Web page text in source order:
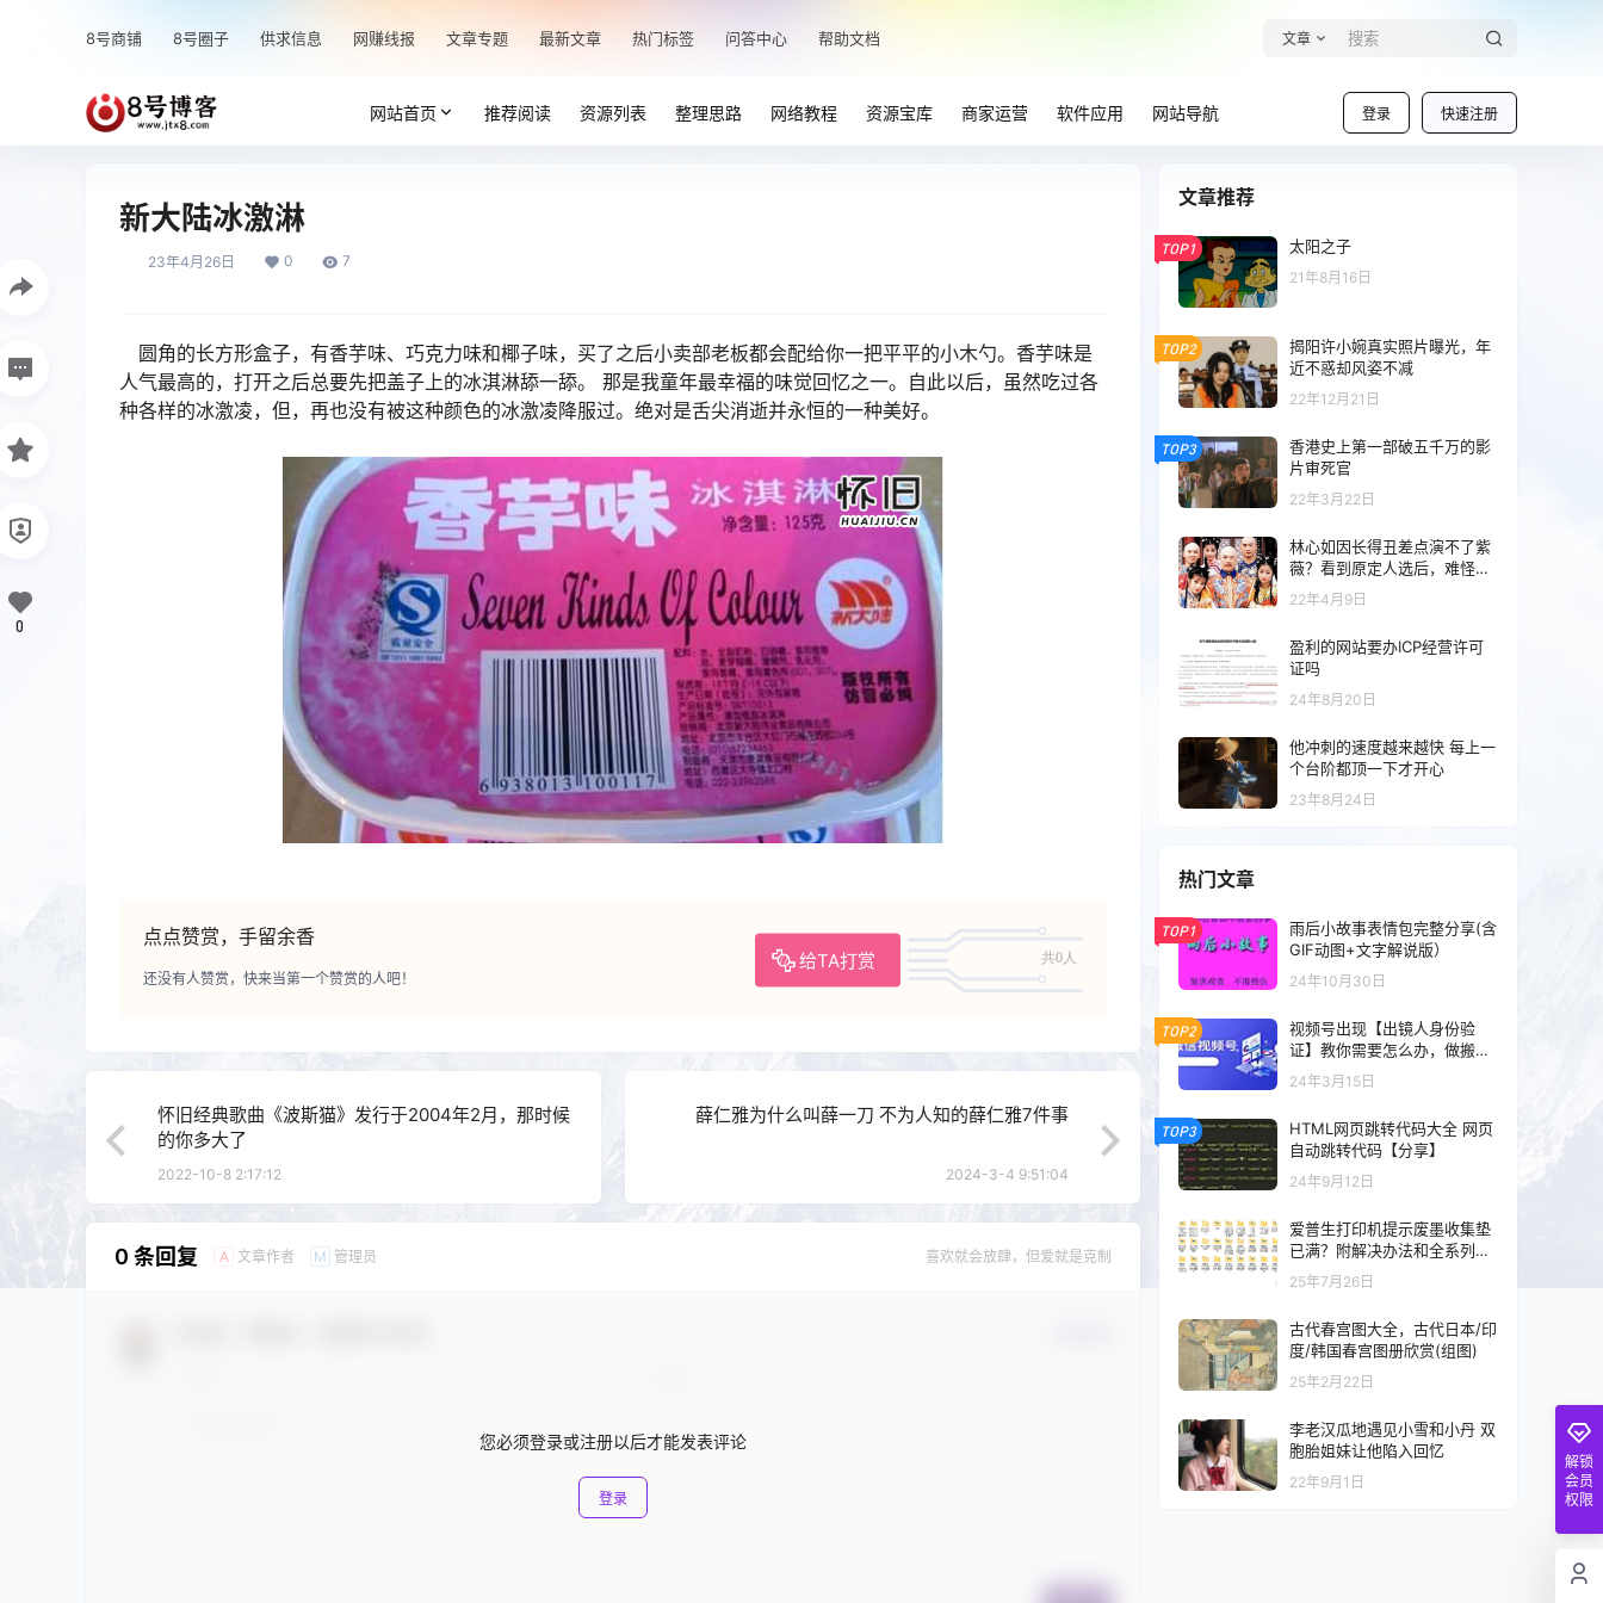
8号商铺 8号圈子 供求信息 网赚线报 文章专题 最新文章 热门标签 问答中心 帮助文档 文章
登录 快速注册
网站首页 推荐阅读 资源列表 整理思路 网络教程 资源宝库 商家运营 软件应用 网站导航
新大陆冰激淋
23年4月26日 0 7
圆角的长方形盒子，有香芋味、巧克力味和椰子味，买了之后小卖部老板都会配给你一把平平的小木勺。香芋味是
人气最高的，打开之后总要先把盖子上的冰淇淋舔一舔。 那是我童年最幸福的味觉回忆之一。自此以后，虽然吃过各
种各样的冰激凌，但，再也没有被这种颜色的冰激凌降服过。绝对是舌尖消逝并永恒的一种美好。
点点赞赏，手留余香
给TA打赏 共0人
还没有人赞赏，快来当第一个赞赏的人吧！
0
怀旧经典歌曲《波斯猫》发行于2004年2月，那时候
的你多大了
2022-10-8 2:17:12
薛仁雅为什么叫薛一刀 不为人知的薛仁雅7件事
2024-3-4 9:51:04
0 条回复 A 文章作者 M 管理员 喜欢就会放肆，但爱就是克制
您必须登录或注册以后才能发表评论
登录
文章推荐
TOP1 太阳之子
21年8月16日
TOP2
揭阳许小婉真实照片曝光，年
近不惑却风姿不减
22年12月21日
TOP3
香港史上第一部破五千万的影
片审死官
22年3月22日
林心如因长得丑差点演不了紫
薇？看到原定人选后，难怪哭
着求琼瑶别换
22年4月9日
盈利的网站要办ICP经营许可
证吗
24年8月20日
他冲刺的速度越来越快 每上一
个台阶都顶一下才开心
23年8月24日
热门文章
TOP1
雨后小故事表情包完整分享(含
GIF动图+文字解说版）
24年10月30日
TOP2
视频号出现【出镜人身份验
证】教你需要怎么办，做搬运
以及混剪的可以看一下
24年3月15日
TOP3
HTML网页跳转代码大全 网页
自动跳转代码【分享】
24年9月12日
爱普生打印机提示废墨收集垫
已满？附解决办法和全系列清
零工具和教程
25年7月26日
古代春宫图大全，古代日本/印
度/韩国春宫图册欣赏(组图)
25年2月22日
李老汉瓜地遇见小雪和小丹 双
胞胎姐妹让他陷入回忆
22年9月1日
解锁
会员
权限